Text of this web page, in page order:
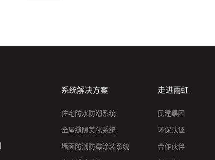
系统解决方案
住宅防水防潮系统
全屋缝隙美化系统
墙面防潮防霉涂装系统
走进雨虹
民建集团
环保认证
合作伙伴